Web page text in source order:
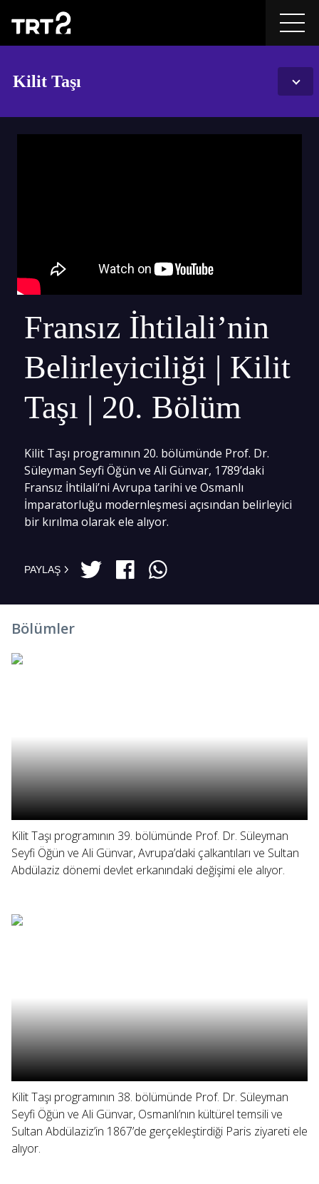
Kilit Taşı
Fransız İhtilali’nin
Belirleyiciliği | Kilit
Taşı | 20. Bölüm
Kilit Taşı programının 20. bölümünde Prof. Dr.
Süleyman Seyfi Öğün ve Ali Günvar, 1789’daki
Fransız İhtilali’ni Avrupa tarihi ve Osmanlı
İmparatorluğu modernleşmesi açısından belirleyici
bir kırılma olarak ele alıyor.
PAYLAŞ
Bölümler
Kilit Taşı programının 39. bölümünde Prof. Dr. Süleyman
Seyfi Öğün ve Ali Günvar, Avrupa’daki çalkantıları ve Sultan
Abdülaziz dönemi devlet erkanındaki değişimi ele alıyor.
Kilit Taşı programının 38. bölümünde Prof. Dr. Süleyman
Seyfi Öğün ve Ali Günvar, Osmanlı’nın kültürel temsili ve
Sultan Abdülaziz’in 1867’de gerçekleştirdiği Paris ziyareti ele
alıyor.